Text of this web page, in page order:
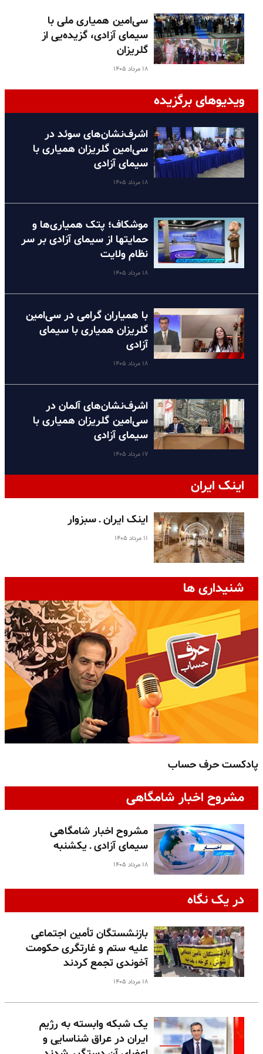
سی‌امین همیاری ملی با
سیمای آزادی، گزیده‌یی از
گلریزان
۱۸ مرداد ۱۴۰۵
ویدیوهای برگزیده
اشرف‌نشان‌های سوئد در
سی‌امین گلریزان همیاری با
سیمای آزادی
۱۸ مرداد ۱۴۰۵
موشکاف؛ پتک همیاری‌ها و
حمایتها از سیمای آزادی بر سر
نظام ولایت
۱۸ مرداد ۱۴۰۵
با همیاران گرامی در سی‌امین
گلریزان همیاری با سیمای
آزادی
۱۸ مرداد ۱۴۰۵
اشرف‌نشان‌های آلمان در
سی‌امین گلریزان همیاری با
سیمای آزادی
۱۷ مرداد ۱۴۰۵
اینک ایران
اینک ایران ـ سبزوار
۱۱ مرداد ۱۴۰۵
شنیداری ها
پادکست حرف حساب
مشروح اخبار شامگاهی
مشروح اخبار شامگاهی
سیمای آزادی ـ یکشنبه
۱۸ مرداد ۱۴۰۵
در یک نگاه
بازنشستگان تأمین اجتماعی
علیه ستم و غارتگری حکومت
آخوندی تجمع کردند
۱۸ مرداد ۱۴۰۵
یک شبکه وابسته به رژیم
ایران در عراق شناسایی و